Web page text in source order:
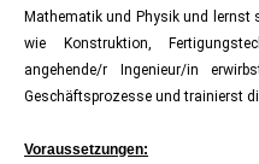
Mathematik und Physik und lernst
wie Konstruktion,
angehende/r Ingenieur/in
Geschäftsprozesse und trainierst
Voraussetzungen: